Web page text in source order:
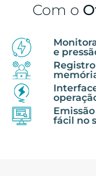
Com o
e
fácil no